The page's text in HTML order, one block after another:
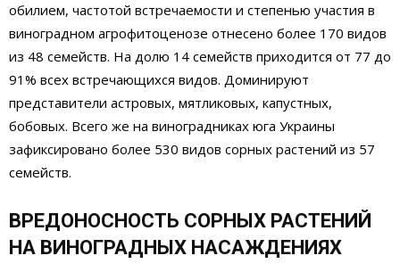
обилием, частотой встречаемости и степенью участия в
виноградном агрофитоценозе отнесено более 170 видов
из 48 семейств. На долю 14 семейств приходится от 77 до
91% всех встречающихся видов. Доминируют
представители астровых, мятликовых, капустных,
бобовых. Всего же на виноградниках юга Украины
зафиксировано более 530 видов сорных растений из 57
семейств.
ВРЕДОНОСНОСТЬ СОРНЫХ РАСТЕНИЙ
НА ВИНОГРАДНЫХ НАСАЖДЕНИЯХ